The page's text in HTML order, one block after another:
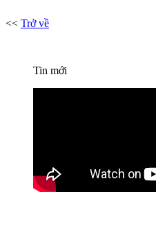
<< Trở về
Tin mới